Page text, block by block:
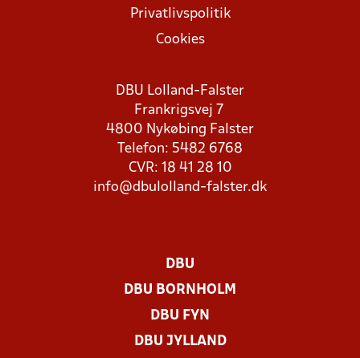
Privatlivspolitik
Cookies
DBU Lolland-Falster
Frankrigsvej 7
4800 Nykøbing Falster
Telefon: 5482 6768
CVR: 18 41 28 10
info@dbulolland-falster.dk
DBU
DBU BORNHOLM
DBU FYN
DBU JYLLAND